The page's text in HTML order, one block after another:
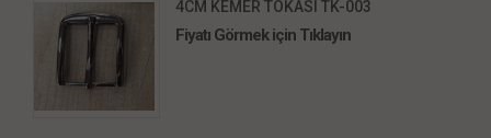
4CM KEMER TOKASI TK-003
Fiyatı Görmek için Tıklayın